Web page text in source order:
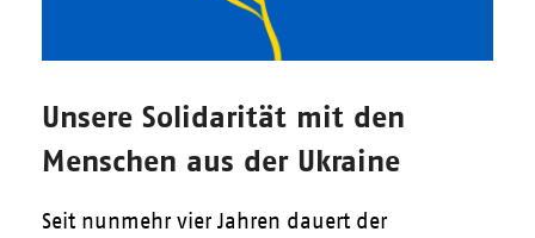
Unsere Solidarität mit den
Menschen aus der Ukraine
Seit nunmehr vier Jahren dauert der